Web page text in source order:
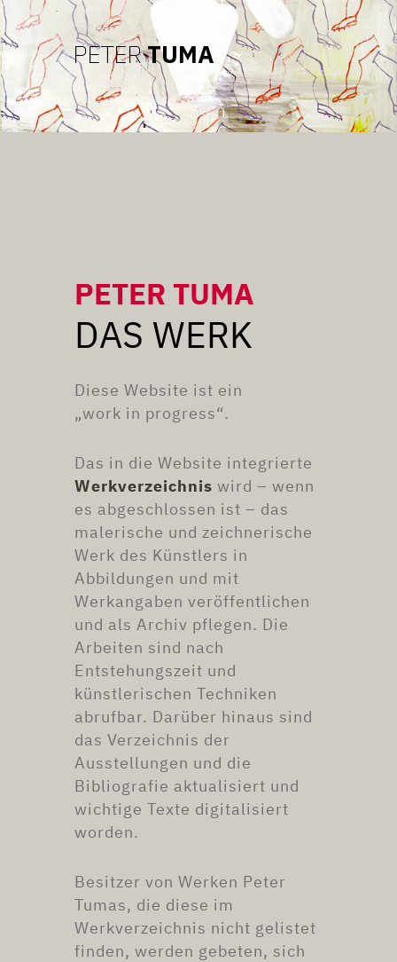
PETER TUMA
DAS WERK
Diese Website ist ein
„work in progress“.
Das in die Website integrierte
Werkverzeichnis wird – wenn
es abgeschlossen ist – das
malerische und zeichnerische
Werk des Künstlers in
Abbildungen und mit
Werkangaben veröffentlichen
und als Archiv pflegen. Die
Arbeiten sind nach
Entstehungszeit und
künstlerischen Techniken
abrufbar. Darüber hinaus sind
das Verzeichnis der
Ausstellungen und die
Bibliografie aktualisiert und
wichtige Texte digitalisiert
worden.
Besitzer von Werken Peter
Tumas, die diese im
Werkverzeichnis nicht gelistet
finden, werden gebeten, sich